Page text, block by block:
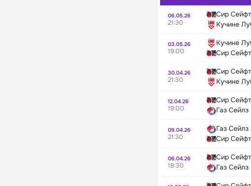
06.05.26
21:30
Сир
Кучине
03.05.26
19:00
Кучине
Сир
30.04.26
21:30
Сир
Кучине
12.04.26
19:00
Сир
Газ
09.04.26
21:30
Газ
Сир
06.04.26
18:30
Сир
Газ